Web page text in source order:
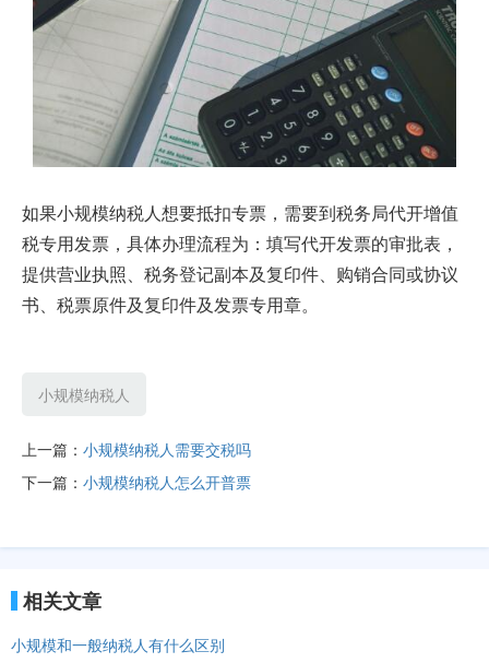
如果小规模纳税人想要抵扣专票，需要到税务局代开增值
税专用发票，具体办理流程为：填写代开发票的审批表，
提供营业执照、税务登记副本及复印件、购销合同或协议
书、税票原件及复印件及发票专用章。
小规模纳税人
上一篇： 小规模纳税人需要交税吗
下一篇： 小规模纳税人怎么开普票
相关文章
小规模和一般纳税人有什么区别